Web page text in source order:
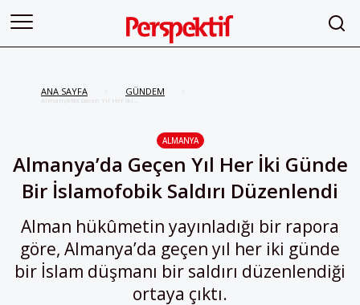
ANA SAYFA GÜNDEM
Almanya’da Geçen Yıl Her İki
ALMANYA
Almanya’da Geçen Yıl Her İki Günde
Bir İslamofobik Saldırı Düzenlendi
Alman hükûmetin yayınladığı bir rapora
göre, Almanya’da geçen yıl her iki günde
bir İslam düşmanı bir saldırı düzenlendiği
ortaya çıktı.